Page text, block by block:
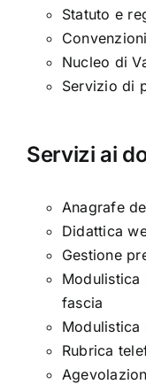
Statuto e
Nucleo di
Servizio di
Servizi ai
Anagrafe
Didattica
Gestione
Modulistica
fascia
Modulistica
Rubrica